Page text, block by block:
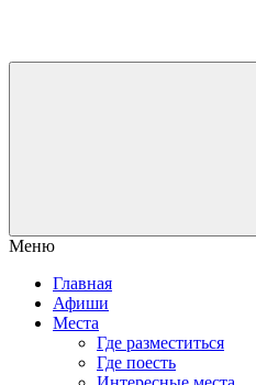
Меню
Главная
Афиши
Места
Где разместиться
Где поесть